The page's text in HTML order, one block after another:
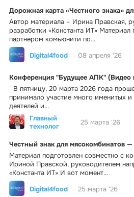
Дорожная карта «Честного знака»
Автор материала – Ирина Правская,
разработки «Константа ИТ» Материал
партнером комьюнити по...
Digital4food
08 апреля '26
Конференция "Будущее АПК" (Видео
В пятницу, 20 марта 2026 года
принимало участие много именитых и
деятелей и...
Главный
технолог
25 марта '26
Честный знак для мясокомбинатов
Материал подготовлен совместно с
Ириной Правской, руководителем
«Константа ИТ» И вот момент...
Digital4food
25 марта '26